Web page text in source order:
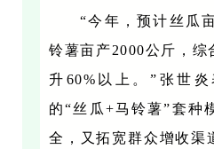
“今年，预计丝瓜
铃薯亩产2000公斤，综
升60%以上。”张世
的“丝瓜+马铃薯”套种
全，又拓宽群众增收渠